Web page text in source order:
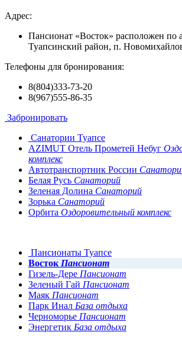
Адрес:
Пансионат «Восток» расположен по
Туапсинский район, п.
Телефоны для бронирования:
8(804)333-73-20
8(967)555-86-35
Забронировать
Санатории Туапсе
AZIMUT Отель Прометей Небуг
комплекс
Автотранспортник России
Белая Русь Санаторий
Зеленая Долина Санаторий
Зорька Санаторий
Орбита Оздоровительный комплекс
Пансионаты Туапсе
Восток Пансионат
Гизель-Дере Пансионат
Зеленый Гай Пансионат
Маяк Пансионат
Парк Инал База отдыха
Черноморье Пансионат
Энергетик База отдыха